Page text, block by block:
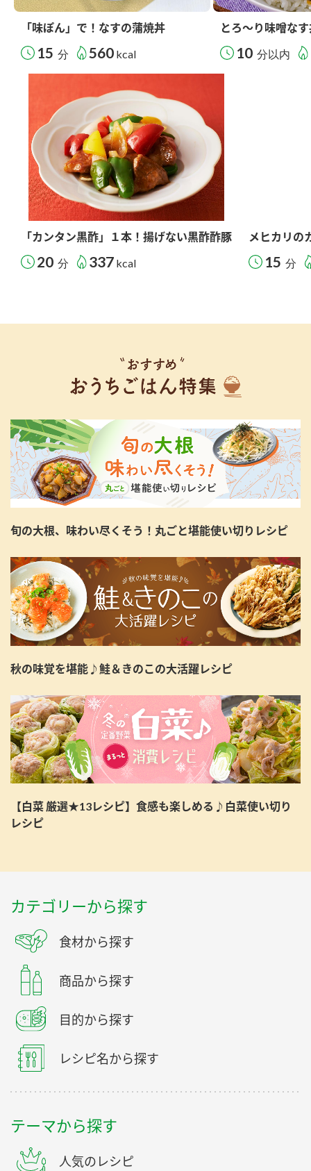
「味ぽん」で！なすの蒲焼丼
15 分 560 kcal
とろ～り味噌な
10 分以内
「カンタン黒酢」１本！揚げない黒酢酢豚
20 分 337 kcal
メヒカリの
15 分
旬の大根、味わい尽くそう！丸ごと堪能使い切りレシピ
秋の味覚を堪能♪鮭＆きのこの大活躍レシピ
【白菜 厳選★13レシピ】食感も楽しめる♪白菜使い切り
レシピ
カテゴリーから探す
食材から探す
商品から探す
目的から探す
レシピ名から探す
テーマから探す
人気のレシピ